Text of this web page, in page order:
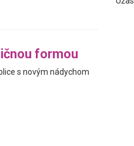
formou
s novým nádychom